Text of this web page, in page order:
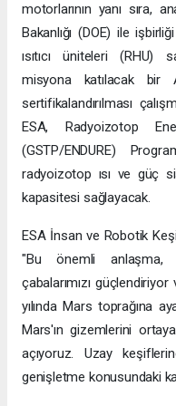
motorlarının yanı sıra,
Bakanlığı (DOE) ile
ısıtıcı üniteleri (RHU)
misyona katılacak bir
sertifikalandırılması
ESA, Radyoizotop
(GSTP/ENDURE)
radyoizotop ısı ve güç
kapasitesi sağlayacak.
ESA İnsan ve Robotik
"Bu önemli anlaşma,
çabalarımızı
yılında Mars toprağına
Mars'ın gizemlerini
açıyoruz. Uzay
genişletme konusundaki